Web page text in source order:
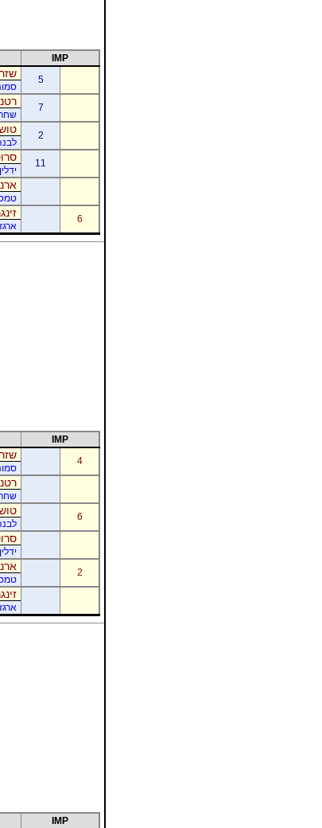
IMP
5
7
שחר
2
11
טמס
6
IMP
4
שחר
6
2
טמס
IMP